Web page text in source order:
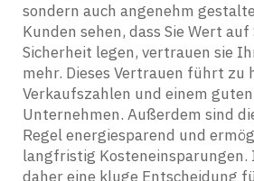
sondern auch angenehm
Kunden sehen, dass Sie Wert
Sicherheit legen, vertrauen sie
mehr. Dieses Vertrauen führt zu
Verkaufszahlen und einem
Unternehmen. Außerdem sind
Regel energiesparend und
langfristig Kosteneinsparungen.
daher eine kluge Entscheidung